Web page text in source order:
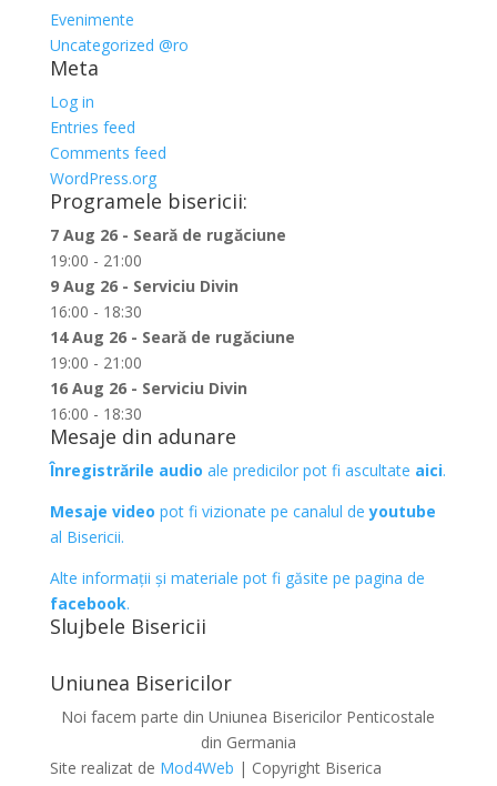
Evenimente
Uncategorized @ro
Meta
Log in
Entries feed
Comments feed
WordPress.org
Programele bisericii:
7 Aug 26 - Seară de rugăciune
19:00 - 21:00
9 Aug 26 - Serviciu Divin
16:00 - 18:30
14 Aug 26 - Seară de rugăciune
19:00 - 21:00
16 Aug 26 - Serviciu Divin
16:00 - 18:30
Mesaje din adunare
Înregistrările audio ale predicilor pot fi ascultate aici.
Mesaje video pot fi vizionate pe canalul deyoutube
al Bisericii.
Alte informații și materiale pot fi găsite pe pagina de
facebook.
Slujbele Bisericii
Uniunea Bisericilor
Noi facem parte din Uniunea Bisericilor Penticostale
din Germania
Site realizat de Mod4Web | Copyright Biserica